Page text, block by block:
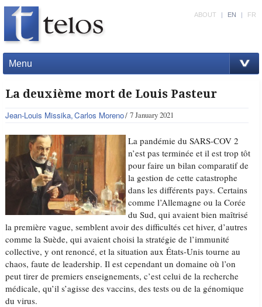
Menu
ABOUT | EN | FR
La deuxième mort de Louis Pasteur
Jean-Louis Missika Carlos Moreno 7 January 2021
La pandémie du SARS-COV 2
n’est pas terminée et il est trop tôt
pour faire un bilan comparatif de
la gestion de cette catastrophe
dans les différents pays. Certains
comme l’Allemagne ou la Corée
du Sud, qui avaient bien maîtrisé
la première vague, semblent avoir des difficultés cet hiver, d’autres
comme la Suède, qui avaient choisi la stratégie de l’immunité
collective, y ont renoncé, et la situation aux États-Unis tourne au
chaos, faute de leadership. Il est cependant un domaine où l’on
peut tirer de premiers enseignements, c’est celui de la recherche
médicale, qu’il s’agisse des vaccins, des tests ou de la génomique
du virus.